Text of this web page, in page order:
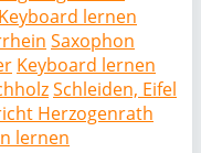
Keyboard lernen
Saxophon
Keyboard lernen
Schleiden, Eifel
Herzogenrath
lernen